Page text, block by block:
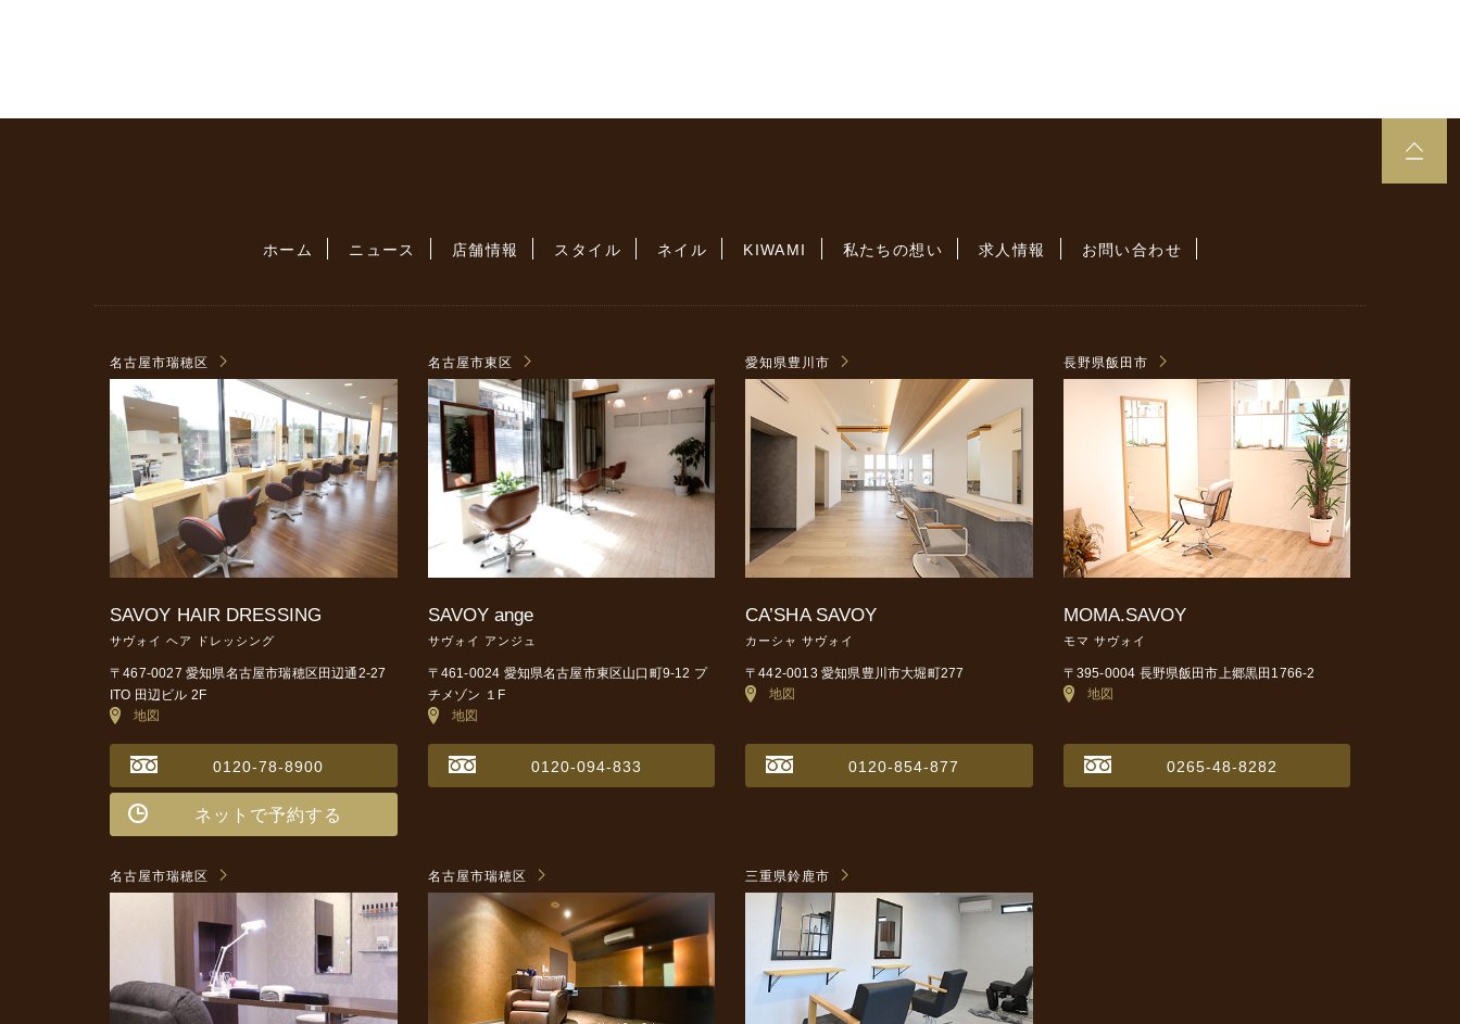
ホーム ニュース 店舗情報 スタイル ネイル KIWAMI 私たちの想い 求人情報 お問い合わせ
名古屋市瑞穂区
SAVOY HAIR DRESSING
サヴォイ ヘア ドレッシング
〒467-0027 愛知県名古屋市瑞穂区田辺通2-27
ITO 田辺ビル 2F
地図
0120-78-8900
ネットで予約する
名古屋市東区
SAVOY ange
サヴォイ アンジュ
〒461-0024 愛知県名古屋市東区山口町9-12 プ
チメゾン １F
地図
0120-094-833
愛知県豊川市
CA’SHA SAVOY
カーシャ サヴォイ
〒442-0013 愛知県豊川市大堀町277
地図
0120-854-877
長野県飯田市
MOMA.SAVOY
モマ サヴォイ
〒395-0004 長野県飯田市上郷黒田1766-2
地図
0265-48-8282
名古屋市瑞穂区 名古屋市瑞穂区 三重県鈴鹿市